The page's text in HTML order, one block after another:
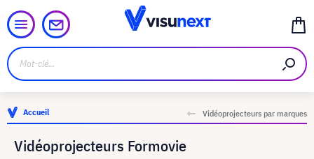
Accueil Vidéoprojecteurs par marques
Vidéoprojecteurs Formovie